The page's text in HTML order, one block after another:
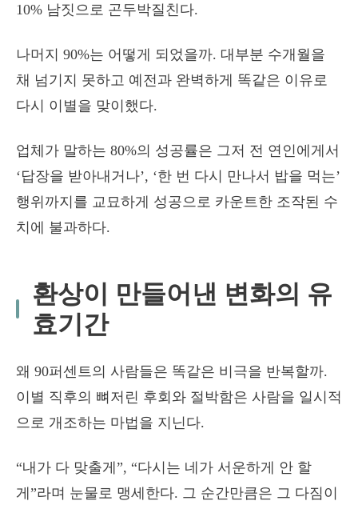
10% 남짓으로 곤두박질친다.
나머지 90%는 어떻게 되었을까. 대부분 수개월을
채 넘기지 못하고 예전과 완벽하게 똑같은 이유로
다시 이별을 맞이했다.
업체가 말하는 80%의 성공률은 그저 전 연인에게서
‘답장을 받아내거나’, ‘한 번 다시 만나서 밥을 먹는’
행위까지를 교묘하게 성공으로 카운트한 조작된 수
치에 불과하다.
환상이 만들어낸 변화의 유
효기간
왜 90퍼센트의 사람들은 똑같은 비극을 반복할까.
이별 직후의 뼈저린 후회와 절박함은 사람을 일시적
으로 개조하는 마법을 지닌다.
“내가 다 맞출게”, “다시는 네가 서운하게 안 할
게”라며 눈물로 맹세한다. 그 순간만큼은 그 다짐이